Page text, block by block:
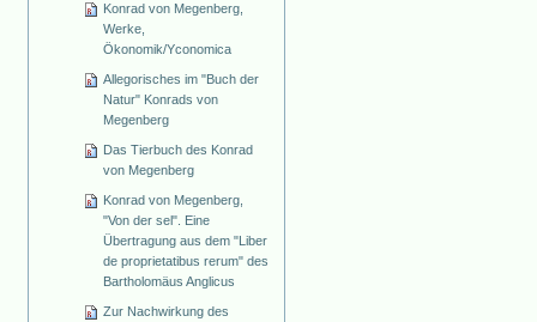
Konrad von Megenberg,
Werke,
Ökonomik/Yconomica
Allegorisches im "Buch der
Natur" Konrads von
Megenberg
Das Tierbuch des Konrad
von Megenberg
Konrad von Megenberg,
"Von der sel". Eine
Übertragung aus dem "Liber
de proprietatibus rerum" des
Bartholomäus Anglicus
Zur Nachwirkung des